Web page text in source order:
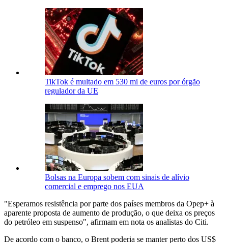
TikTok é multado em 530 mi de euros por órgão
regulador da UE
Bolsas na Europa sobem com sinais de alívio
comercial e emprego nos EUA
"Esperamos resistência por parte dos países membros da Opep+ à
aparente proposta de aumento de produção, o que deixa os preços
do petróleo em suspenso", afirmam em nota os analistas do Citi.
De acordo com o banco, o Brent poderia se manter perto dos US$